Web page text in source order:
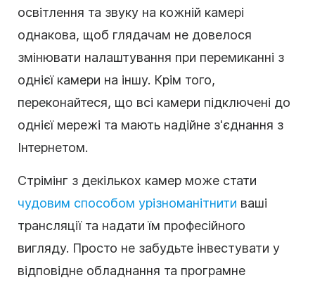
освітлення та звуку на кожній камері
однакова, щоб глядачам не довелося
змінювати налаштування при перемиканні з
однієї камери на іншу. Крім того,
переконайтеся, що всі камери підключені до
однієї мережі та мають надійне з'єднання з
Інтернетом.
Стрімінг з декількох камер може стати
чудовим способом урізноманітнити ваші
трансляції та надати їм професійного
вигляду. Просто не забудьте інвестувати у
відповідне обладнання та програмне